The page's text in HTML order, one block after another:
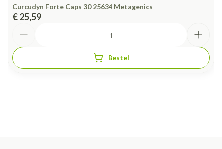
Curcudyn Forte Caps 30 25634 Metagenics
€ 25,59
Bestel